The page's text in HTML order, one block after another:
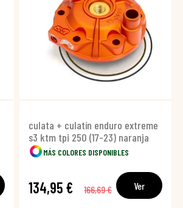
culata + culatín enduro extreme
s3 ktm tpi 250 (17-23) naranja
MÁS COLORES DISPONIBLES
134,95 € 166,69 € Ver